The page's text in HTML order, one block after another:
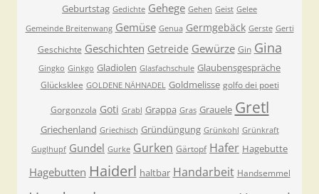
Geburtstag Gedichte Gehege Gehen Geist Gelee
Gemeinde Breitenwang Gemüse Genua Germgebäck Gerste Gerti
Geschichte Geschichten Getreide Gewürze Gin Gina
Gingko Ginkgo Gladiolen Glasfachschule Glaubensgespräche
Glücksklee GOLDENE NÄHNADEL Goldmelisse golfo dei poeti
Gorgonzola Goti Grabl Grappa Gras Grauele Gretl
Griechenland Griechisch Gründüngung Grünkohl Grünkraft
Guglhupf Gundel Gurke Gurken Gärtopf Hafer Hagebutte
Hagebutten Haiderl haltbar Handarbeit Handsemmel